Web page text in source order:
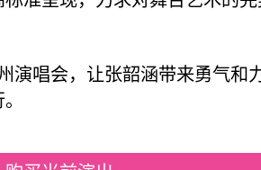
演唱会，让张韶涵带来勇气和